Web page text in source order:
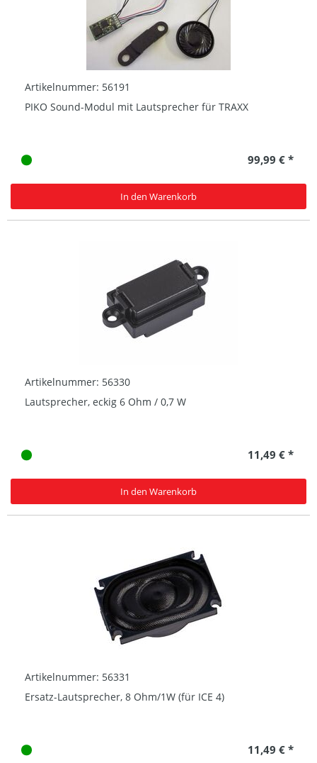
Artikelnummer: 56191
PIKO Sound-Modul mit Lautsprecher für TRAXX
99,99 € *
In den Warenkorb
Artikelnummer: 56330
Lautsprecher, eckig 6 Ohm / 0,7 W
11,49 € *
In den Warenkorb
Artikelnummer: 56331
Ersatz-Lautsprecher, 8 Ohm/1W (für ICE 4)
11,49 € *